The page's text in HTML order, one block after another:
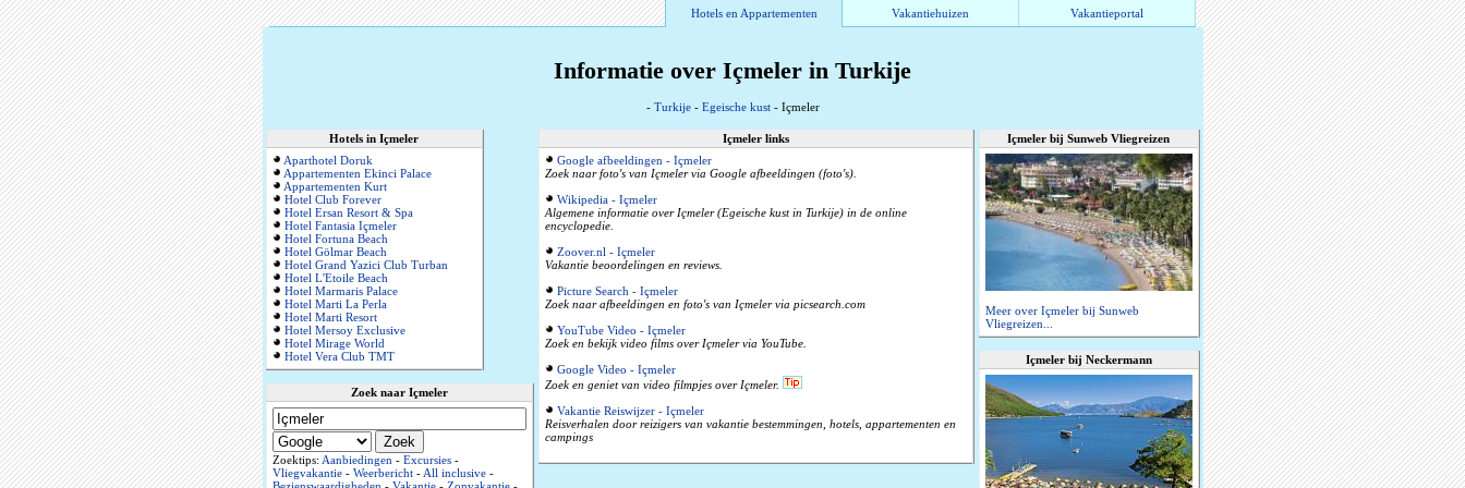
Hotels en Appartementen Vakantiehuizen Vakantieportal
Informatie over Içmeler in Turkije
- Turkije- Egeische kust- Içmeler
Hotels in Içmeler
Aparthotel Doruk
Appartementen Ekinci Palace
Appartementen Kurt
Hotel Club Forever
Hotel Ersan Resort & Spa
Hotel Fantasia Içmeler
Hotel Fortuna Beach
Hotel Gölmar Beach
Hotel Grand Yazici Club Turban
Hotel L'Etoile Beach
Hotel Marmaris Palace
Hotel Marti La Perla
Hotel Marti Resort
Hotel Mersoy Exclusive
Hotel Mirage World
Hotel Vera Club TMT
Zoek naar Içmeler
Zoektips: Aanbiedingen- Excursies-
Vliegvakantie- Weerbericht-All inclusive-
Içmeler links
Google afbeeldingen - Içmeler
Zoek naar foto's van Içmeler via Google afbeeldingen (foto's).
Wikipedia - Içmeler
Algemene informatie over Içmeler (Egeische kust in Turkije) in de online
encyclopedie.
Zoover.nl - Içmeler
Vakantie beoordelingen en reviews.
Picture Search - Içmeler
Zoek naar afbeeldingen en foto's van Içmeler via picsearch.com
YouTube Video - Içmeler
Zoek en bekijk video films over Içmeler via YouTube.
Google Video - Içmeler
Zoek en geniet van video filmpjes over Içmeler.
Vakantie Reiswijzer - Içmeler
Reisverhalen door reizigers van vakantie bestemmingen, hotels, appartementen en
campings
Içmeler bij Sunweb Vliegreizen
Meer over Içmeler bij Sunweb
Vliegreizen...
Içmeler bij Neckermann